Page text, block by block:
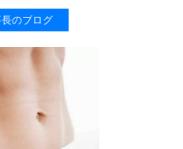
のブログ